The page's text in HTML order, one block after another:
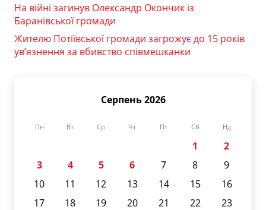
На війні загинув Олександр Окончик із
Баранівської громади
Жителю Потіївської громади загрожує до 15 років
ув’язнення за вбивство співмешканки
Серпень 2026
Пн Вт Ср Чт Пт Сб Нд
1
2
3
4 5 6 7 8
9
10
11 12 13 14 15
16
17
18 19 20 21 22
23